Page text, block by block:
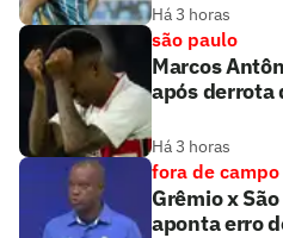
Há 3 horas
são paulo
Marcos
após derrota
Há 3 horas
fora de campo
Grêmio x
aponta erro